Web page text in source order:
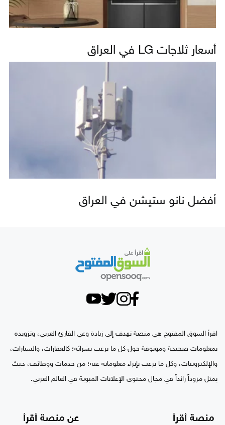
أسعار ثلاجات LG في العراق
أفضل نانو ستيشن في العراق
اقرأ السوق المفتوح هي منصة تهدف إلى زيادة وعي القارئ العربي، وتزويده
بمعلومات صحيحة وموثوقة حول كل ما يرغب بشرائه؛ كالعقارات، والسيارات،
والإلكترونيات، وكل ما يرغب بإثراء معلوماته عنه؛ من خدمات ووظائف، حيث
يمثل مزوداً رائداً في مجال محتوى الإعلانات المبوبة في العالم العربي.
منصة أقرأ عن منصة أقرأ